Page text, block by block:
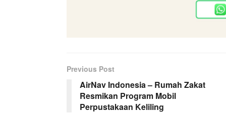
Previous Post
AirNav Indonesia – Rumah Zakat
Resmikan Program Mobil
Perpustakaan Keliling